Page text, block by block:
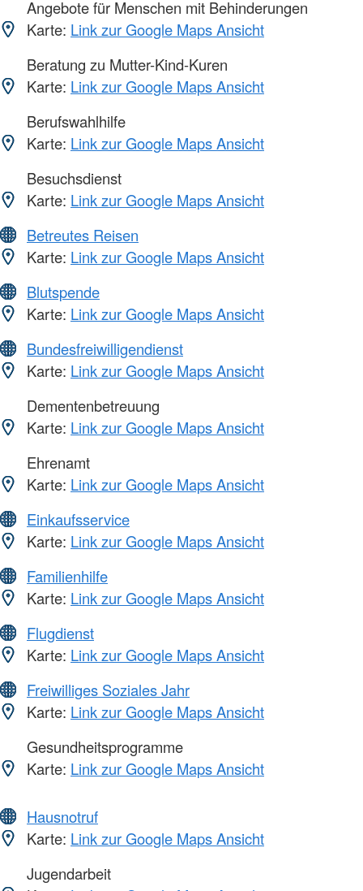
Angebote für Menschen mit Behinderungen
Karte: Link zur Google Maps Ansicht
Beratung zu Mutter-Kind-Kuren
Karte: Link zur Google Maps Ansicht
Berufswahlhilfe
Karte: Link zur Google Maps Ansicht
Besuchsdienst
Karte: Link zur Google Maps Ansicht
Betreutes Reisen
Karte: Link zur Google Maps Ansicht
Blutspende
Karte: Link zur Google Maps Ansicht
Bundesfreiwilligendienst
Karte: Link zur Google Maps Ansicht
Dementenbetreuung
Karte: Link zur Google Maps Ansicht
Ehrenamt
Karte: Link zur Google Maps Ansicht
Einkaufsservice
Karte: Link zur Google Maps Ansicht
Familienhilfe
Karte: Link zur Google Maps Ansicht
Flugdienst
Karte: Link zur Google Maps Ansicht
Freiwilliges Soziales Jahr
Karte: Link zur Google Maps Ansicht
Gesundheitsprogramme
Karte: Link zur Google Maps Ansicht
Hausnotruf
Karte: Link zur Google Maps Ansicht
Jugendarbeit